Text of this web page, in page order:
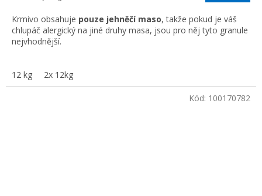
Krmivo obsahuje pouze jehněčí maso, takže pokud je váš
chlupáč alergický na jiné druhy masa, jsou pro něj tyto granule
nejvhodnější.
12 kg 2x 12kg
Kód: 100170782